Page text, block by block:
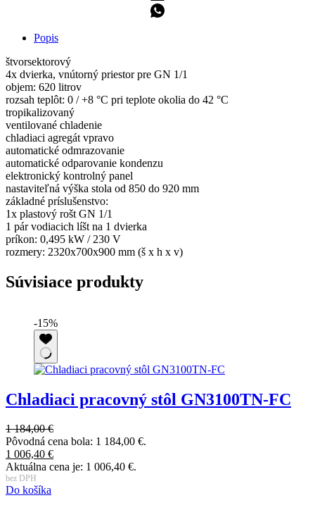
Popis
štvorsektorový
4x dvierka, vnútorný priestor pre GN 1/1
objem: 620 litrov
rozsah teplôt: 0 / +8 °C pri teplote okolia do 42 °C
tropikalizovaný
ventilované chladenie
chladiaci agregát vpravo
automatické odmrazovanie
automatické odparovanie kondenzu
elektronický kontrolný panel
nastaviteľná výška stola od 850 do 920 mm
základné príslušenstvo:
1x plastový rošt GN 1/1
1 pár vodiacich líšt na 1 dvierka
príkon: 0,495 kW / 230 V
rozmery: 2320x700x900 mm (š x h x v)
Súvisiace produkty
-15%
Chladiaci pracovný stôl GN3100TN-FC
1 184,00€
Pôvodná cena bola: 1 184,00 €.
1 006,40 €
Aktuálna cena je: 1 006,40 €.
bez DPH
Do košíka